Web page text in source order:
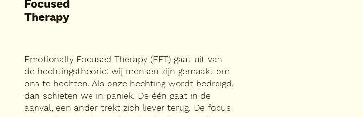
Focused
Therapy
Emotionally Focused Therapy (EFT) gaat uit van
de hechtingstheorie: wij mensen zijn gemaakt om
ons te hechten. Als onze hechting wordt bedreigd,
dan schieten we in paniek. De één gaat in de
aanval, een ander trekt zich liever terug. De focus